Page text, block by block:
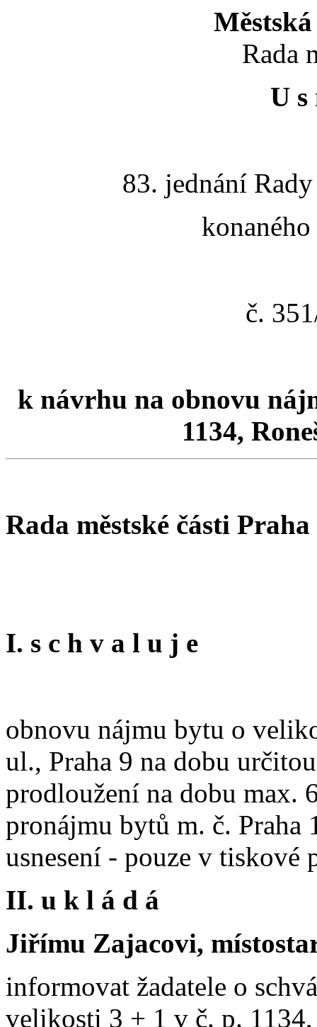
Rada
U s
83. jednání
č.
k návrhu na obnovu
1134,
Rada městské části Praha
I. s c h v a l u j e
obnovu nájmu bytu o
ul., Praha 9 na dobu
prodloužení na dobu max.
pronájmu bytů m. č.
usnesení - pouze v tiskové
II. u k l á d á
Jiřímu Zajacovi,
informovat žadatele o
velikosti 3 + 1 v č. p.